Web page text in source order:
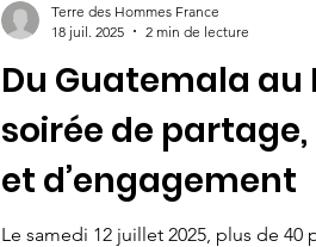
Du Guatemala au
soirée de
et d’engagement
Le samedi 12 juillet 2025, plus de 40
Terre des Hommes France
18 juil. 2025
2 min de lecture